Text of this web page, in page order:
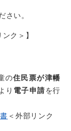
さい。
ンク＞ 】
の住民票が津幡
り 電子申請 を行
＜外部リンク